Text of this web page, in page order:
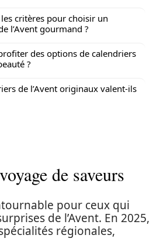
critères pour choisir un
l’Avent gourmand ?
des options de calendriers
?
de l’Avent originaux valent-ils
de saveurs
pour ceux qui
de l’Avent. En 2025,
régionales,